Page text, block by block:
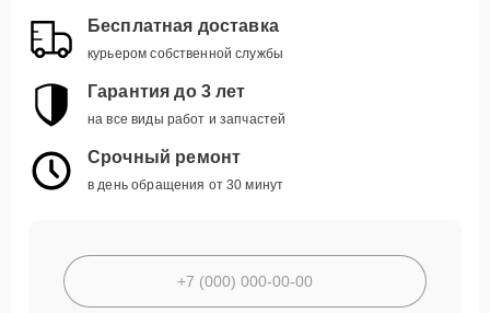
Бесплатная доставка
курьером собственной службы
Гарантия до 3 лет
на все виды работ и запчастей
Срочный ремонт
в день обращения от 30 минут